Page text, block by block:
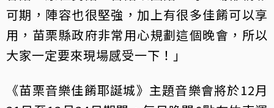
可期，陣容也很堅強，加上有很多佳餚可以享
用，苗栗縣政府非常用心規劃這個晚會，所以
大家一定要來現場感受一下！」
《苗栗音樂佳餚耶誕城》主題音樂會將於12月